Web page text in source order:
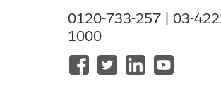
ードな
シングル
ID 検証
検証し
検証す
0120-733-257 | 03-
1000